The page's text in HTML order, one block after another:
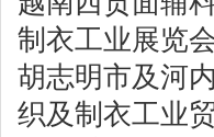
制衣工业展览
胡志明市及河
织及制衣工业